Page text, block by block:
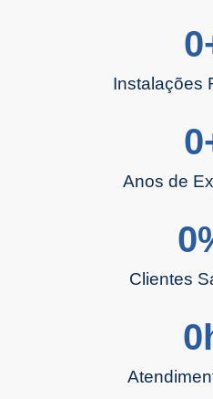
Instalações
0
Anos de
0
Clientes
0
0